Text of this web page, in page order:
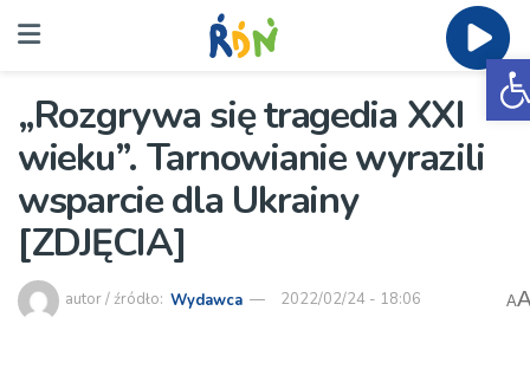
„Rozgrywa się tragedia XXI
wieku”. Tarnowianie wyrazili
wsparcie dla Ukrainy
[ZDJĘCIA]
autor / źródło: Wydawca 2022/02/24 - 18:06 A